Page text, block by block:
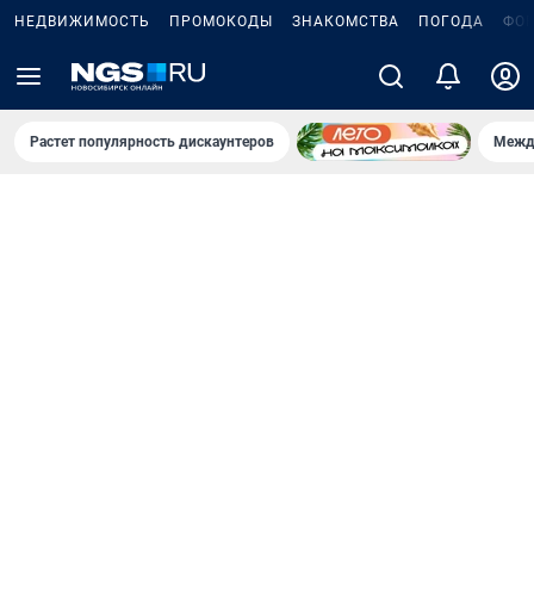
НЕДВИЖИМОСТЬ ПРОМОКОДЫ ЗНАКОМСТВА ПОГОДА
Растет популярность дискаунтеров